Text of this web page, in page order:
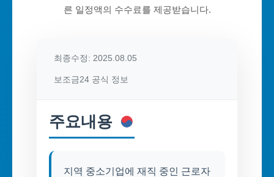
른 일정액의 수수료를 제공받습니다.
최종수정: 2025.08.05
보조금24 공식 정보
주요내용
지역 중소기업에 재직 중인 근로자